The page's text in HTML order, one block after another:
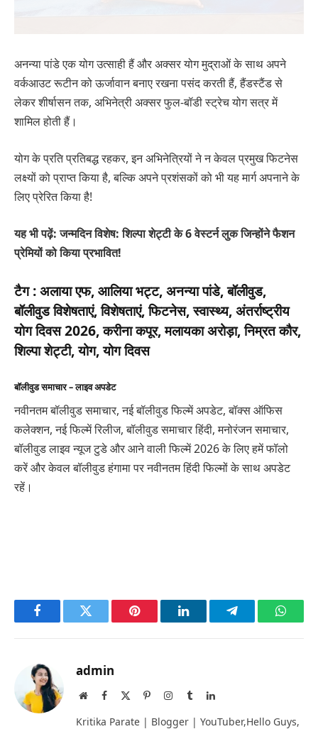
अनन्या पांडे एक योग उत्साही हैं और अक्सर योग मुद्राओं के साथ अपने
वर्कआउट रूटीन को ऊर्जावान बनाए रखना पसंद करती हैं, हैंडस्टैंड से
लेकर शीर्षासन तक, अभिनेत्री अक्सर फुल-बॉडी स्ट्रेच योग सत्र में
शामिल होती हैं।
योग के प्रति प्रतिबद्ध रहकर, इन अभिनेत्रियों ने न केवल प्रमुख फिटनेस
लक्ष्यों को प्राप्त किया है, बल्कि अपने प्रशंसकों को भी यह मार्ग अपनाने के
लिए प्रेरित किया है!
यह भी पढ़ें: जन्मदिन विशेष: शिल्पा शेट्टी के 6 वेस्टर्न लुक जिन्होंने फैशन
प्रेमियों को किया प्रभावित!
टैग :अलाया एफ, आलिया भट्ट, अनन्या पांडे, बॉलीवुड,
बॉलीवुड विशेषताएं, विशेषताएं, फिटनेस, स्वास्थ्य, अंतर्राष्ट्रीय
योग दिवस 2026, करीना कपूर, मलायका अरोड़ा, निम्रत कौर,
शिल्पा शेट्टी, योग, योग दिवस
बॉलीवुड समाचार – लाइव अपडेट
नवीनतम बॉलीवुड समाचार, नई बॉलीवुड फिल्में अपडेट, बॉक्स ऑफिस
कलेक्शन, नई फिल्में रिलीज, बॉलीवुड समाचार हिंदी, मनोरंजन समाचार,
बॉलीवुड लाइव न्यूज टुडे और आने वाली फिल्में 2026 के लिए हमें फॉलो
करें और केवल बॉलीवुड हंगामा पर नवीनतम हिंदी फिल्मों के साथ अपडेट
रहें।
FacebookTwitter Pinterest LinkedInTelegram
admin
WebsiteFacebook PinterestInstagram
TumblrLinkedIn
Kritika Parate | Blogger | YouTuber,Hello Guys,